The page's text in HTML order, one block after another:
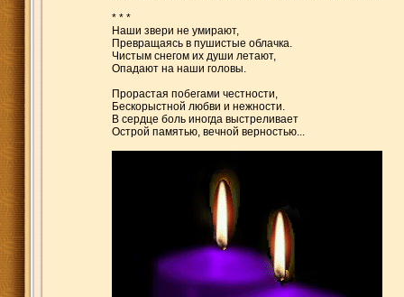
* * *
Наши звери не умирают,
Превращаясь в пушистые облачка.
Чистым снегом их души летают,
Опадают на наши головы.
Прорастая побегами честности,
Бескорыстной любви и нежности.
В сердце боль иногда выстреливает
Острой памятью, вечной верностью...